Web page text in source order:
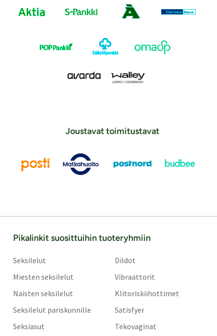
Joustavat toimitustavat
Pikalinkit suosittuihin tuoteryhmiin
Seksilelut
Miesten seksilelut
Naisten seksilelut
Seksilelut pariskunnille
Seksiasut
Dildot
Vibraattorit
Klitoriskiihottimet
Satisfyer
Tekovaginat